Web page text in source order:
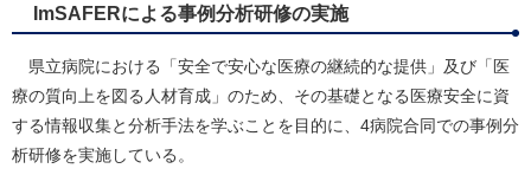
ImSAFERによる事例分析研修の実施
県立病院における「安全で安心な医療の継続的な提供」及び「医
療の質向上を図る人材育成」のため、その基礎となる医療安全に資
する情報収集と分析手法を学ぶことを目的に、4病院合同での事例分
析研修を実施している。